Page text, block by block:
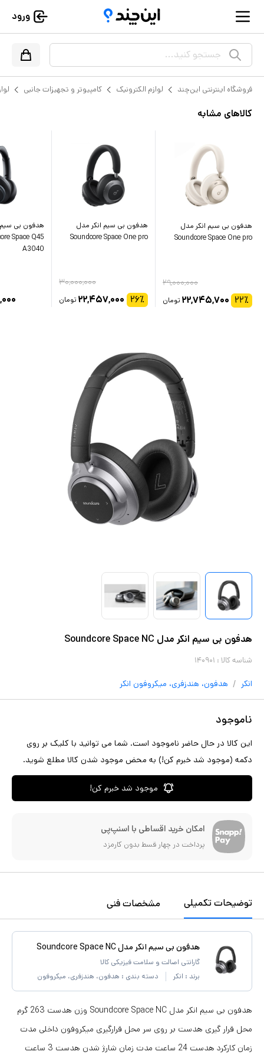
ورود
جستجو کنید...
فروشگاه اینترنتی این‌چند لوازم الکترونیک کامپیوتر و تجهیزات جانبی
کالاهای مشابه
هدفون بی سیم انکر مدل
Soundcore Space One pro
۲۲٪
۲۹,۰۰۰,۰۰۰
۲۲,۷۴۵,۷۰۰ تومان
هدفون بی سیم انکر مدل
Soundcore Space One pro
۲۶٪
۳۰,۰۰۰,۰۰۰
۲۲,۴۵۷,۰۰۰ تومان
Space Q45
A3040
هدفون بی سیم انکر مدل Soundcore Space NC
شناسه کالا : ۱۴۰۹۰۱
انکر / هدفون، هندزفری، میکروفون انکر
ناموجود
این کالا در حال حاضر ناموجود است. شما می توانید با کلیک بر روی
دکمه (موجود شد خبرم کن!) به محض موجود شدن کالا مطلع شوید.
موجود شد خبرم کن!
امکان خرید اقساطی با اسنپ‌پی
پرداخت در چهار قسط بدون کارمزد
توضیحات تکمیلی مشخصات فنی
هدفون بی سیم انکر مدل Soundcore Space NC
گارانتی اصالت و سلامت فیزیکی کالا
برند : انکر دسته بندی : هدفون، هندزفری، میکروفون
هدفون بی سیم انکر مدل Soundcore Space NC وزن هدست 263 گرم
محل قرار گیری هدست بر روی سر محل قرارگیری میکروفون داخلی مدت
زمان کارکرد هدست 24 ساعت مدت زمان شارژ شدن هدست 3 ساعت